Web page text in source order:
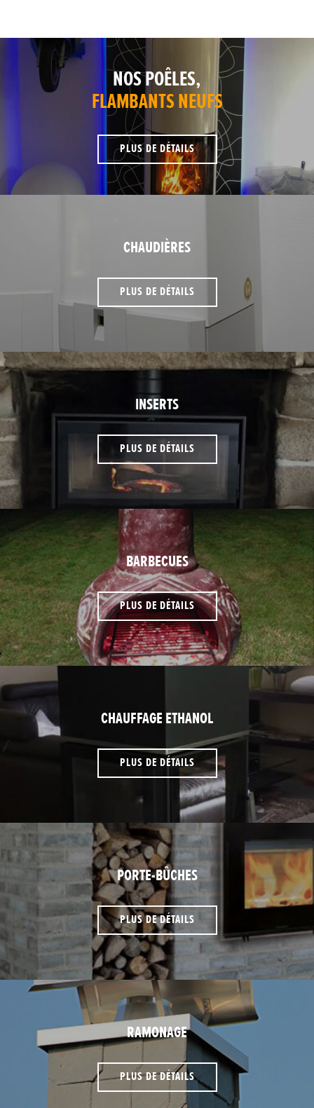
NOS POÊLES,
FLAMBANTS NEUFS
PLUS DE DÉTAILS
CHAUDIÈRES
PLUS DE DÉTAILS
INSERTS
PLUS DE DÉTAILS
BARBECUES
PLUS DE DÉTAILS
CHAUFFAGE ETHANOL
PLUS DE DÉTAILS
PORTE-BÛCHES
PLUS DE DÉTAILS
RAMONAGE
PLUS DE DÉTAILS